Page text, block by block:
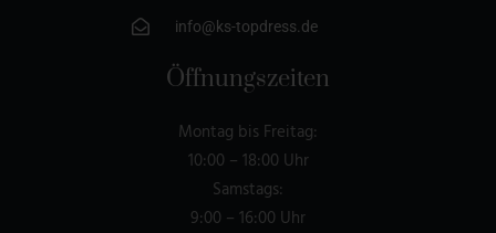
info@ks-topdress.de
Öffnungszeiten
Montag bis Freitag:
10:00 – 18:00 Uhr
Samstags:
9:00 – 16:00 Uhr